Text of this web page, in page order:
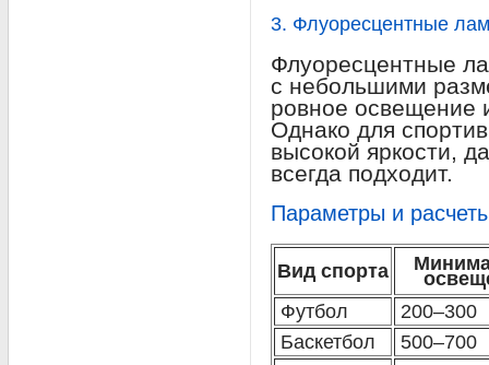
3. Флуоресцентные
Флуоресцентные
с небольшими
ровное освещение
Однако для
высокой яркости,
всегда подходит.
Параметры и
Вид спорта
Футбол
200–300
Баскетбол
500–700